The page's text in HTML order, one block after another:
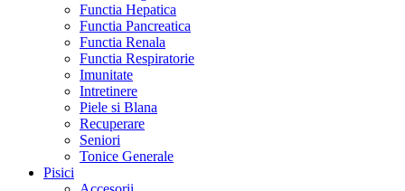
Functia Hepatica
Functia Pancreatica
Functia Renala
Functia Respiratorie
Imunitate
Intretinere
Piele si Blana
Recuperare
Seniori
Tonice Generale
Pisici